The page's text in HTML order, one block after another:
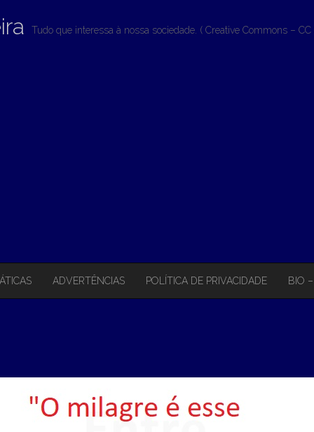
Tudo que interessa à nossa sociedade. ( Creative Commons – CC
ADVERTÊNCIAS POLÍTICA DE PRIVACIDADE BIO